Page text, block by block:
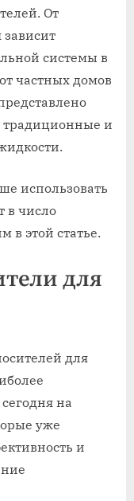
От
системы в
частных домов
традиционные и
использовать
в число
в этой статье.
для
для
на
уже
и